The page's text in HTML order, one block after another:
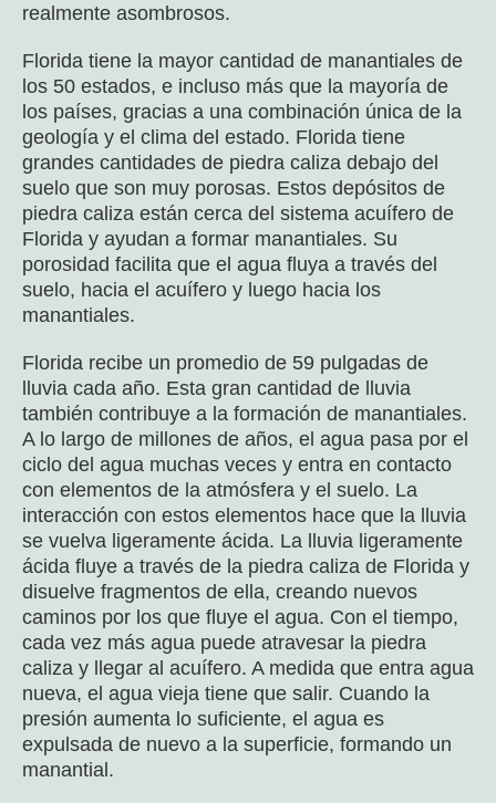
realmente asombrosos.
Florida tiene la mayor cantidad de manantiales de
los 50 estados, e incluso más que la mayoría de
los países, gracias a una combinación única de la
geología y el clima del estado. Florida tiene
grandes cantidades de piedra caliza debajo del
suelo que son muy porosas. Estos depósitos de
piedra caliza están cerca del sistema acuífero de
Florida y ayudan a formar manantiales. Su
porosidad facilita que el agua fluya a través del
suelo, hacia el acuífero y luego hacia los
manantiales.
Florida recibe un promedio de 59 pulgadas de
lluvia cada año. Esta gran cantidad de lluvia
también contribuye a la formación de manantiales.
A lo largo de millones de años, el agua pasa por el
ciclo del agua muchas veces y entra en contacto
con elementos de la atmósfera y el suelo. La
interacción con estos elementos hace que la lluvia
se vuelva ligeramente ácida. La lluvia ligeramente
ácida fluye a través de la piedra caliza de Florida y
disuelve fragmentos de ella, creando nuevos
caminos por los que fluye el agua. Con el tiempo,
cada vez más agua puede atravesar la piedra
caliza y llegar al acuífero. A medida que entra agua
nueva, el agua vieja tiene que salir. Cuando la
presión aumenta lo suficiente, el agua es
expulsada de nuevo a la superficie, formando un
manantial.